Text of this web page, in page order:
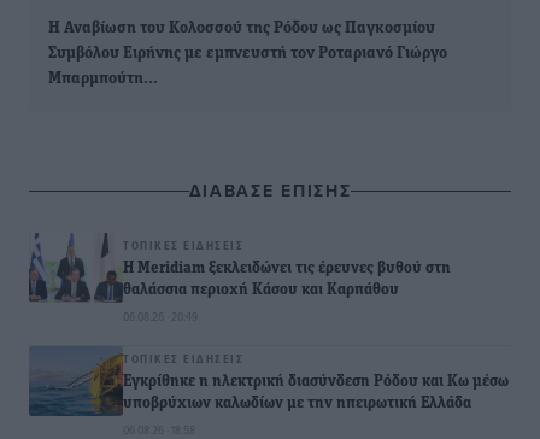
Η Αναβίωση του Κολοσσού της Ρόδου ως Παγκοσμίου
Συμβόλου Ειρήνης με εμπνευστή τον Ροταριανό Γιώργο
Μπαρμπούτη…
ΔΙΑΒΑΣΕ ΕΠΙΣΗΣ
ΤΟΠΙΚΈΣ ΕΙΔΉΣΕΙΣ
Η Meridiam ξεκλειδώνει τις έρευνες βυθού στη
θαλάσσια περιοχή Κάσου και Καρπάθου
06.08.26 · 20:49
ΤΟΠΙΚΈΣ ΕΙΔΉΣΕΙΣ
Εγκρίθηκε η ηλεκτρική διασύνδεση Ρόδου και Κω μέσω
υποβρύχιων καλωδίων με την ηπειρωτική Ελλάδα
06.08.26 · 18:58